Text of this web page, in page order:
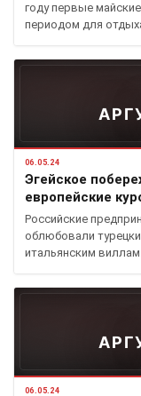
году первые
периодом для
06.05.24
Эгейское
европейские
Российские
облюбовали
итальянским
06.05.24